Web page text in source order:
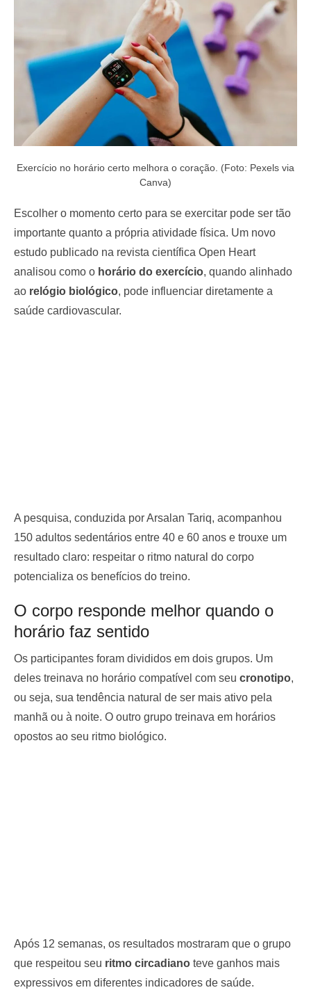
Exercício no horário certo melhora o coração. (Foto: Pexels via
Canva)
Escolher o momento certo para se exercitar pode ser tão
importante quanto a própria atividade física. Um novo
estudo publicado na revista científica Open Heart
analisou como o horário do exercício, quando alinhado
ao relógio biológico, pode influenciar diretamente a
saúde cardiovascular.
A pesquisa, conduzida por Arsalan Tariq, acompanhou
150 adultos sedentários entre 40 e 60 anos e trouxe um
resultado claro: respeitar o ritmo natural do corpo
potencializa os benefícios do treino.
O corpo responde melhor quando o
horário faz sentido
Os participantes foram divididos em dois grupos. Um
deles treinava no horário compatível com seu cronotipo,
ou seja, sua tendência natural de ser mais ativo pela
manhã ou à noite. O outro grupo treinava em horários
opostos ao seu ritmo biológico.
Após 12 semanas, os resultados mostraram que o grupo
que respeitou seu ritmo circadiano teve ganhos mais
expressivos em diferentes indicadores de saúde.